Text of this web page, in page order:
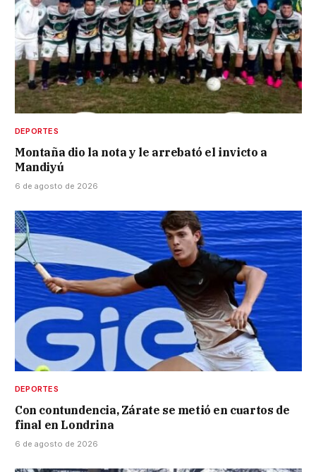
DEPORTES
Montaña dio la nota y le arrebató el invicto a
Mandiyú
6 de agosto de 2026
DEPORTES
Con contundencia, Zárate se metió en cuartos de
final en Londrina
6 de agosto de 2026